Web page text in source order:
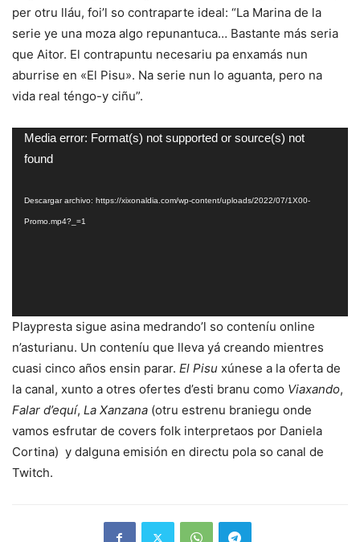
per otru lláu, foi’l so contraparte ideal: “La Marina de la
serie ye una moza algo repunantuca… Bastante más seria
que Aitor. El contrapuntu necesariu pa enxamás nun
aburrise en «El Pisu». Na serie nun lo aguanta, pero na
vida real téngo-y ciñu”.
Reproductor
de
Media error: Format(s) not supported or source(s) not
found
Descargar archivo: https://xixonaldia.com/wp-content/uploads/2022/07/1X00-
Promo.mp4?_=1
Playpresta sigue asina medrando’l so conteníu online
n’asturianu. Un conteníu que lleva yá creando mientres
cuasi cinco años ensin parar. El Pisu xúnese a la oferta de
la canal, xunto a otres ofertes d’esti branu como Viaxando,
Falar d’equí, La Xanzana (otru estrenu braniegu onde
vamos esfrutar de covers folk interpretaos por Daniela
Cortina) y dalguna emisión en directu pola so canal de
Twitch.